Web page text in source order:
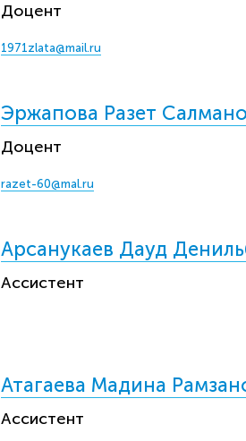
Доцент
1971zlata@mail.ru
Эржапова Разет
Доцент
razet-60@mal.ru
Арсанукаев Дауд
Ассистент
Атагаева Мадина
Ассистент